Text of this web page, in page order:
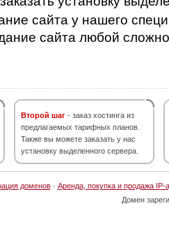
сайта у нашего
сайта любой
Второй шаг - заказ хостинга из
предлагаемых тарифных планов.
Также вы можете заказать у нас
установку выделенного сервера.
доменов· Аренда, покупка и продажа IP-
Домен